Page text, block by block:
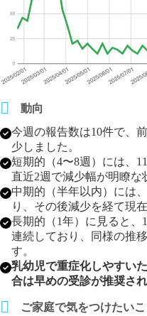
動向
今週の報告数は10件で、
少しました。
短期的（4〜8週）には、
直近2週で減少幅が明瞭な
中期的（半年以内）には
り、その後減少を経て現
長期的（1年）に見ると、
連続しており、同様の推
す。
乳幼児で重症化しやすい
合は早めの受診が推奨され
ご家庭で気をつけたいこ